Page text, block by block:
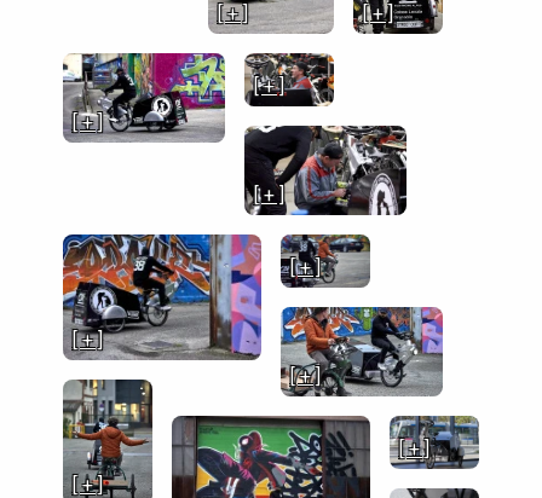
[ + ]
[ + ]
[ + ]
[ + ]
[ + ]
[ + ]
[ + ]
[ + ]
[ + ]
[ + ]